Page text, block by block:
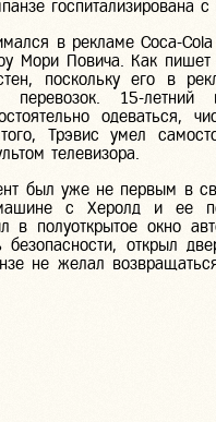
госпитализирована с
в рекламе Coca-
Мори Повича. Как
поскольку его в
перевозок. 15-летний
одеваться,
Трэвис умел
телевизора.
был уже не первым в
с Херолд и ее
в полуоткрытое окно
безопасности, открыл
не желал